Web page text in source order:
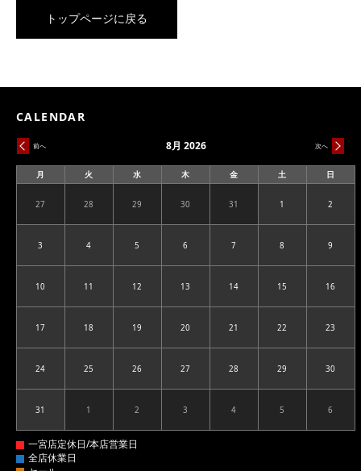
トップページに戻る
CALENDAR
前へ 次へ
8月 2026
月
曜
火
曜
水
曜
木
曜
金
曜
土
曜
日
曜
272026.07.27 282026.07.28 292026.07.29 302026.07.30 312026.07.31 12026.08.01 2
32026.08.03 42026.08.04 52026.08.05 62026.08.06 72026.08.07 82026.08.08 9
102026.08.10 112026.08.11 122026.08.12 132026.08.13 142026.08.14 152026.08.15 16
172026.08.17 182026.08.18 192026.08.19 202026.08.20 212026.08.21 222026.08.22 23
242026.08.24 252026.08.25 262026.08.26 272026.08.27 282026.08.28 292026.08.29 30
312026.08.31 12026.09.01 22026.09.02 32026.09.03 42026.09.04 52026.09.05 6